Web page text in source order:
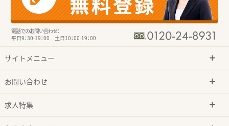
電話でのお問い合わせ：
平日9：30-19：00 土日10：00-19：00
サイトメニュー
お問い合わせ
求人特集